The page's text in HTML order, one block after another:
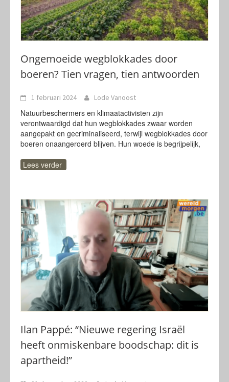
Ongemoeide wegblokkades door
boeren? Tien vragen, tien antwoorden
1 februari 2024 Lode Vanoost
Natuurbeschermers en klimaatactivisten zijn
verontwaardigd dat hun wegblokkades zwaar worden
aangepakt en gecriminaliseerd, terwijl wegblokkades door
boeren onaangeroerd blijven. Hun woede is begrijpelijk,
Lees verder
Ilan Pappé: “Nieuwe regering Israël
heeft onmiskenbare boodschap: dit is
apartheid!”